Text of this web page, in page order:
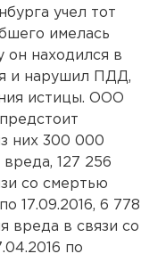
учел тот
имелась
он находился в
и нарушил ПДД,
истицы. ООО
них 300 000
127 256
со смертью
17.09.2016, 6 778
вреда в связи со
по